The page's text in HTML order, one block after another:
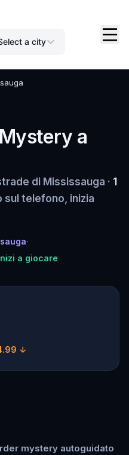
a city
a
di Mississauga · 1
sul telefono, inizia
·
a giocare
↓
mystery autoguidato